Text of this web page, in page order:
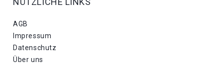
AGB
Impressum
Datenschutz
Über uns